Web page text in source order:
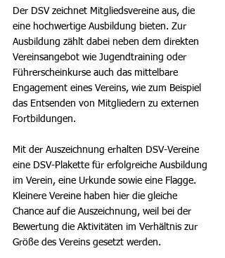
Der DSV zeichnet Mitgliedsvereine aus, die
eine hochwertige Ausbildung bieten. Zur
Ausbildung zählt dabei neben dem direkten
Vereinsangebot wie Jugendtraining oder
Führerscheinkurse auch das mittelbare
Engagement eines Vereins, wie zum Beispiel
das Entsenden von Mitgliedern zu externen
Fortbildungen.
Mit der Auszeichnung erhalten DSV-Vereine
eine DSV-Plakette für erfolgreiche Ausbildung
im Verein, eine Urkunde sowie eine Flagge.
Kleinere Vereine haben hier die gleiche
Chance auf die Auszeichnung, weil bei der
Bewertung die Aktivitäten im Verhältnis zur
Größe des Vereins gesetzt werden.